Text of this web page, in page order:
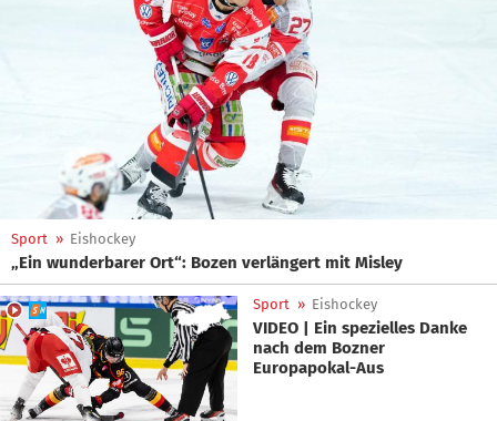
Sport » Eishockey
„Ein wunderbarer Ort“: Bozen verlängert mit Misley
Sport » Eishockey
VIDEO | Ein spezielles Danke
nach dem Bozner
Europapokal-Aus